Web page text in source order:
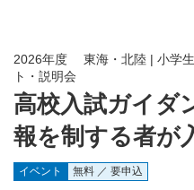
高校入試ガイ
報を制する者が
2026年度 東海・北陸 | 小学
ト・説明会
イベント 無料 ／ 要申込